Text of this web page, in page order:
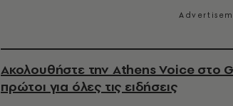
Ακολουθήστε την Athens Voice στο
πρώτοι για όλες τις ειδήσεις